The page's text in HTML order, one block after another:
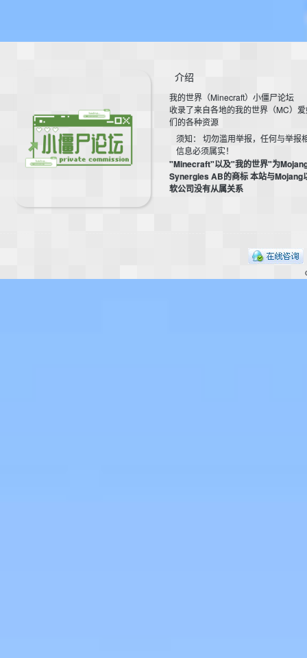
介绍
我的世界（Minecraft）小僵尸论坛
收录了来自各地的我的世界（MC）
们的各种资源
须知： 切勿滥用举报，任何与举报
信息必须属实！
"Minecraft"以及"我的世界"为
Synergies AB的商标 本站与Mojang
软公司没有从属关系